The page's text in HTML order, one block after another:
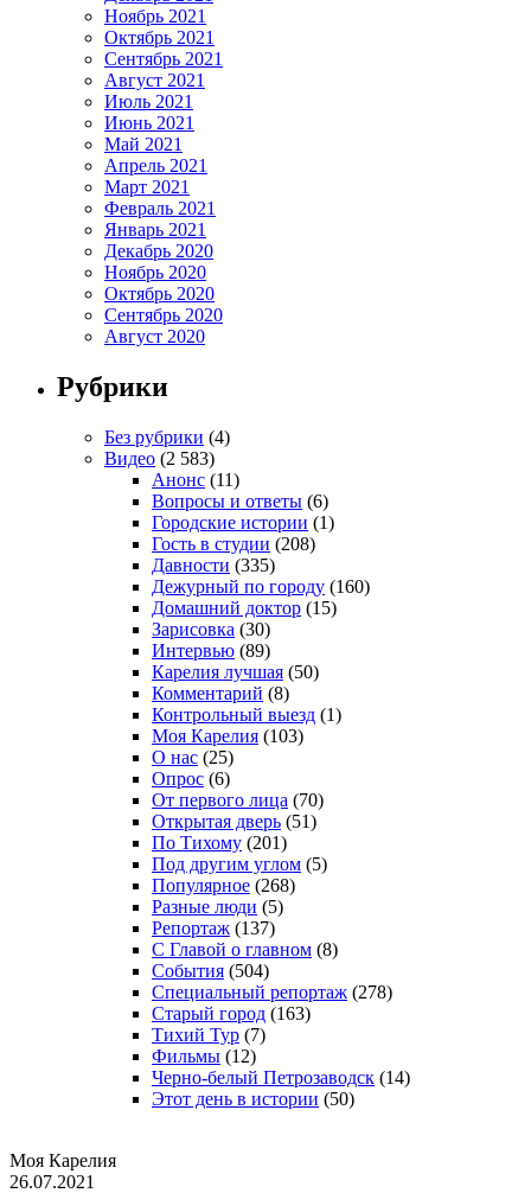
Ноябрь 2021
Октябрь 2021
Сентябрь 2021
Август 2021
Июль 2021
Июнь 2021
Май 2021
Апрель 2021
Март 2021
Февраль 2021
Январь 2021
Декабрь 2020
Ноябрь 2020
Октябрь 2020
Сентябрь 2020
Август 2020
Рубрики
Без рубрики (4)
Видео (2 583)
Анонс (11)
Вопросы и ответы (6)
Городские истории (1)
Гость в студии (208)
Давности (335)
Дежурный по городу (160)
Домашний доктор (15)
Зарисовка (30)
Интервью (89)
Карелия лучшая (50)
Комментарий (8)
Контрольный выезд (1)
Моя Карелия (103)
О нас (25)
Опрос (6)
От первого лица (70)
Открытая дверь (51)
По Тихому (201)
Под другим углом (5)
Популярное (268)
Разные люди (5)
Репортаж (137)
С Главой о главном (8)
События (504)
Специальный репортаж (278)
Старый город (163)
Тихий Тур (7)
Фильмы (12)
Черно-белый Петрозаводск (14)
Этот день в истории (50)
Моя Карелия
26.07.2021